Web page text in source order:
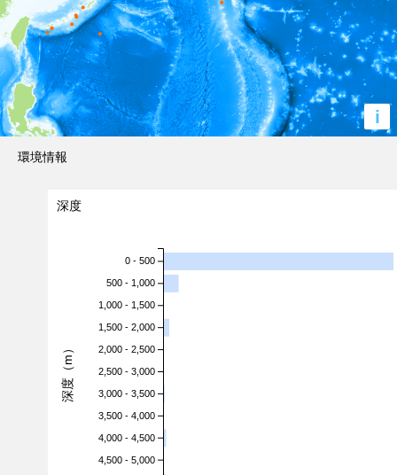
i
環境情報
深度
0 - 500
500 - 1,000
1,000 - 1,500
1,500 - 2,000
2,000 - 2,500
2,500 - 3,000
3,000 - 3,500
3,500 - 4,000
4,000 - 4,500
4,500 - 5,000
深度（m）